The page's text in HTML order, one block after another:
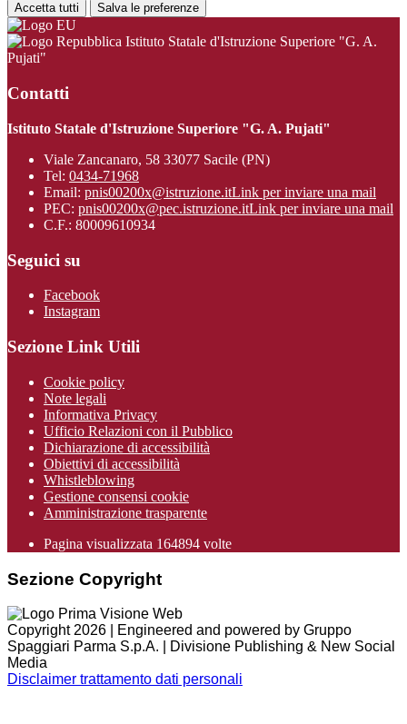
Accetta tutti Salva le preferenze
Istituto Statale d'Istruzione Superiore "G. A.
Pujati"
Contatti
Istituto Statale d'Istruzione Superiore "G. A. Pujati"
Viale Zancanaro, 58 33077 Sacile (PN)
Tel: 0434-71968
Email: pnis00200x@istruzione.itLink per inviare una mail
PEC: pnis00200x@pec.istruzione.itLink per inviare una mail
C.F.: 80009610934
Seguici su
Facebook
Instagram
Sezione Link Utili
Cookie policy
Note legali
Informativa Privacy
Ufficio Relazioni con il Pubblico
Dichiarazione di accessibilità
Obiettivi di accessibilità
Whistleblowing
Gestione consensi cookie
Amministrazione trasparente
Pagina visualizzata 164894 volte
Sezione Copyright
Copyright 2026 | Engineered and powered by Gruppo
Spaggiari Parma S.p.A. | Divisione Publishing & New Social
Media
Disclaimer trattamento dati personali